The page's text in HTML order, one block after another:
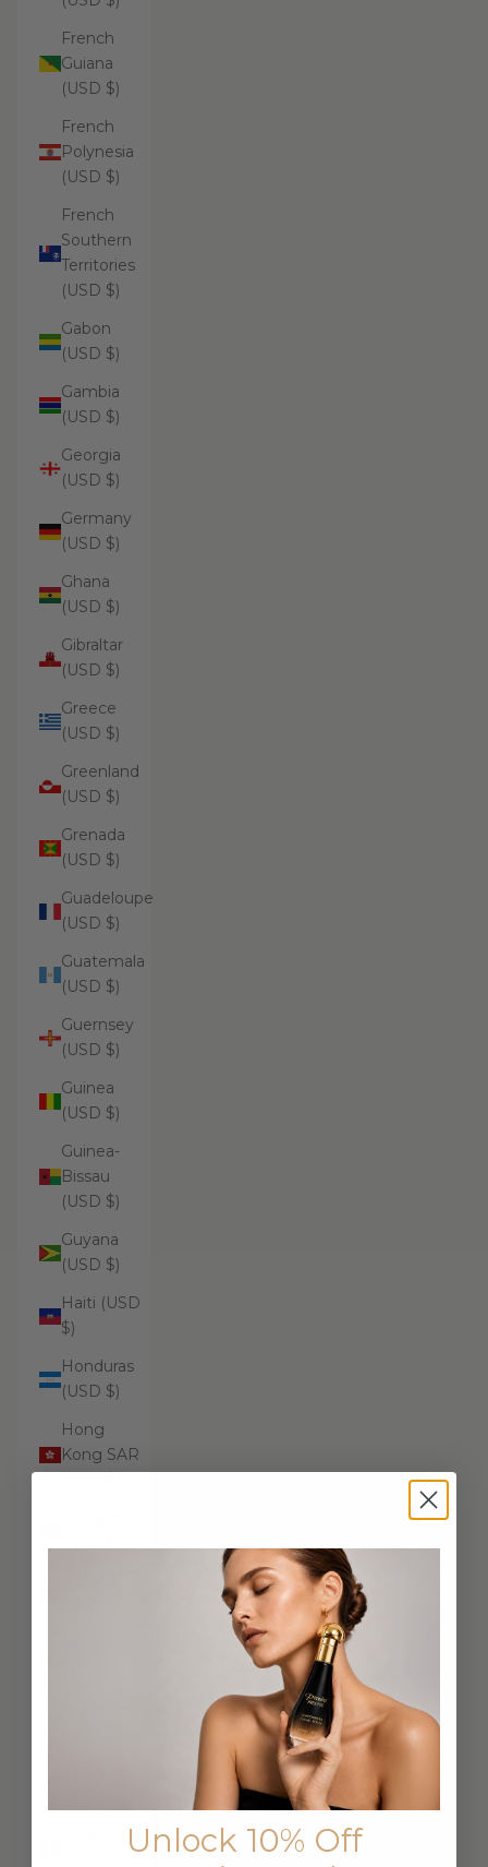
French
Guiana
(USD $)
French
Polynesia
(USD $)
French
Southern
Territories
(USD $)
Gabon
(USD $)
Gambia
(USD $)
Georgia
(USD $)
Germany
(USD $)
Ghana
(USD $)
Gibraltar
(USD $)
Greece
(USD $)
Greenland
(USD $)
Grenada
(USD $)
Guadeloupe
(USD $)
Guatemala
(USD $)
Guernsey
(USD $)
Guinea
(USD $)
Guinea-
Bissau
(USD $)
Guyana
(USD $)
Haiti (USD
$)
Honduras
(USD $)
Hong
Kong SAR
Unlock 10% Off